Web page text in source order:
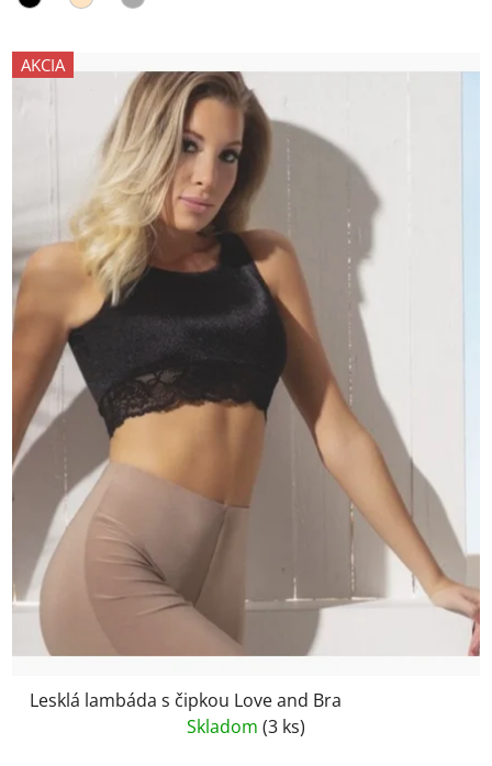
AKCIA
Lesklá lambáda s čipkou Love and Bra
Skladom (3 ks)